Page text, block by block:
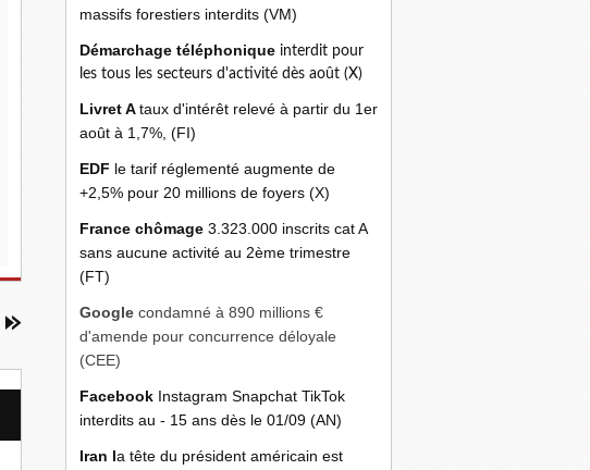
massifs forestiers interdits (VM)
Démarchage téléphonique interdit pour
les tous les secteurs d'activité dès août (X)
Livret Ataux d'intérêt relevé à partir du 1er
août à 1,7%, (FI)
EDF le tarif réglementé augmente de
+2,5% pour 20 millions de foyers (X)
France chômage 3.323.000 inscrits cat A
sans aucune activité au 2ème trimestre
(FT)
Google condamné à 890 millions €
d'amende pour concurrence déloyale
(CEE)
Facebook Instagram Snapchat TikTok
interdits au - 15 ans dès le 01/09 (AN)
Iran la tête du président américain est